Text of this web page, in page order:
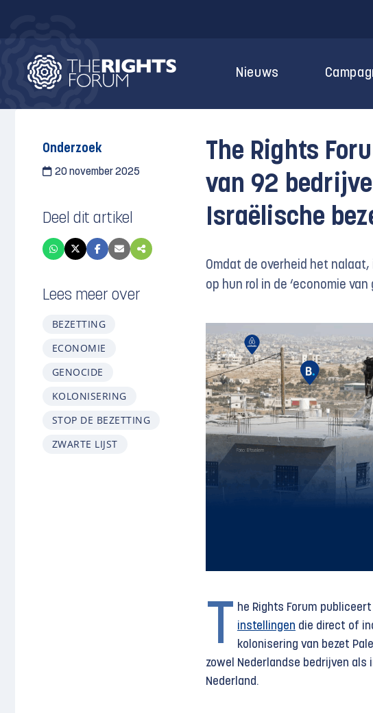
Nieuws
Onderzoek
20 november 2025
Deel dit artikel
Lees meer over
BEZETTING
ECONOMIE
GENOCIDE
KOLONISERING
STOP DE BEZETTING
ZWARTE LIJST
The Rights
van 92
Israëlische
Omdat de overheid het
op hun rol in de ‘economie van
T he Rights Forum
instellingen die direct of
kolonisering van bezet
zowel Nederlandse bedrijven
Nederland.